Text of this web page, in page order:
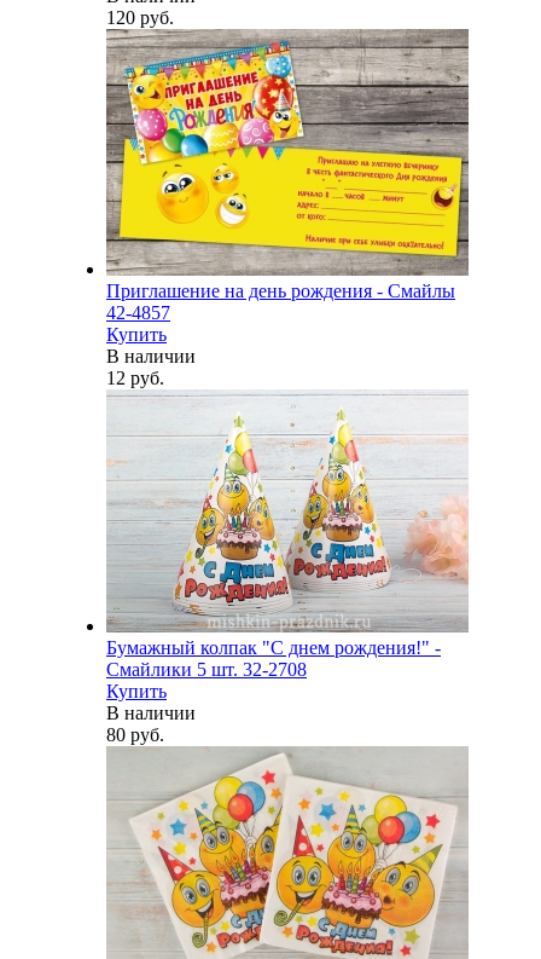
120 руб.
Приглашение на день рождения - Смайлы
42-4857
Купить
В наличии
12 руб.
Бумажный колпак "С днем рождения!" -
Смайлики 5 шт. 32-2708
Купить
В наличии
80 руб.